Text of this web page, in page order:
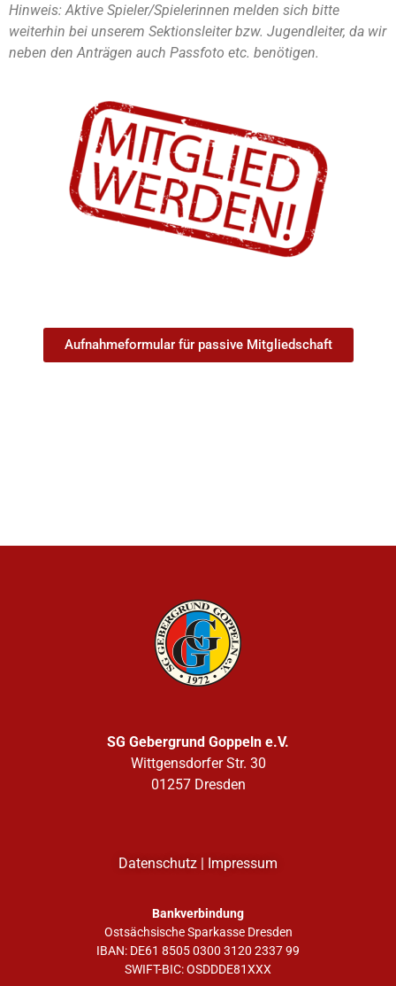
Hinweis: Aktive Spieler/Spielerinnen melden sich bitte
weiterhin bei unserem Sektionsleiter bzw. Jugendleiter, da wir
neben den Anträgen auch Passfoto etc. benötigen.
Aufnahmeformular für passive Mitgliedschaft
SG Gebergrund Goppeln e.V.
Wittgensdorfer Str. 30
01257 Dresden
Datenschutz | Impressum
Bankverbindung
Ostsächsische Sparkasse Dresden
IBAN: DE61 8505 0300 3120 2337 99
SWIFT-BIC: OSDDDE81XXX